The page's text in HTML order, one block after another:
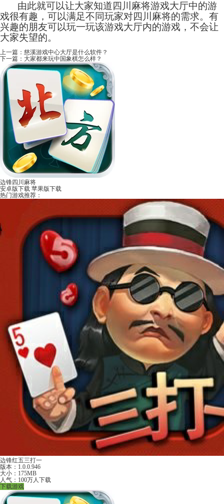
由此就可以让大家知道四川麻将游戏大厅中的游
戏很有趣，可以满足不同玩家对四川麻将的需求。有
兴趣的朋友可以玩一玩该游戏大厅内的游戏，不会让
大家失望的。
上一篇： 慈溪游戏中心大厅是什么软件？
下一篇： 大家都来玩中国象棋怎么样？
边锋四川麻将
安卓版下载 苹果版下载
热门游戏推荐：
边锋红五三打一
版本：1.0.0.946
大小：175MB
人气：100万人下载
下载游戏